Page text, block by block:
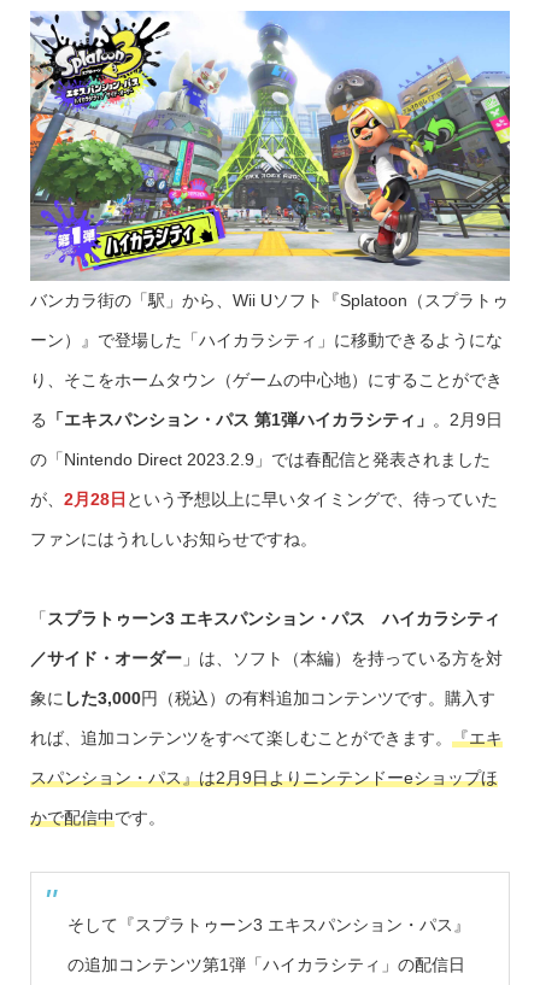
バンカラ街の「駅」から、Wii Uソフト『Splatoon（スプラトゥ
ーン）』で登場した「ハイカラシティ」に移動できるようにな
り、そこをホームタウン（ゲームの中心地）にすることができ
る 「エキスパンション・パス 第1弾ハイカラシティ」 。2月9日
の「Nintendo Direct 2023.2.9」では春配信と発表されました
が、 2月28日 という予想以上に早いタイミングで、待っていた
ファンにはうれしいお知らせですね。
「 スプラトゥーン3 エキスパンション・パス ハイカラシティ
／サイド・オーダー」は、ソフト（本編）を持っている方を対
象に した3,000円（税込）の有料追加コンテンツです。購入す
れば、追加コンテンツをすべて楽しむことができます。 『エキ
スパンション・パス』は2月9日よりニンテンドーeショップほ
かで配信中です。
そして『スプラトゥーン3 エキスパンション・パス』
の追加コンテンツ第1弾「ハイカラシティ」の配信日